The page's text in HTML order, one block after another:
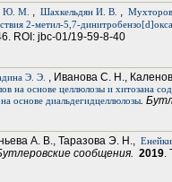
Ю. М. , Шахкельдян И. В. ,
2-метил-5,7-
ROI: jbc-01/19-59-8-40
Э. Э. , Иванова С. Н.,
на основе целлюлозы и хитозана
основе диальдегидцеллюлозы.
А. В., Таразова Э. Н.,
сообщения. 2019.